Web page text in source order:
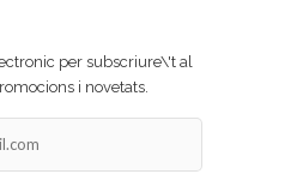
per subscriure\'t al
i novetats.